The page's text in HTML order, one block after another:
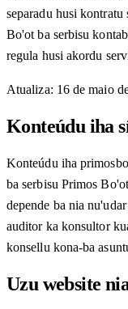
separadu husi kontratu
Bo'ot ba serbisu
regula husi akordu
Atualiza: 16 de maio
Konteúdu iha
Konteúdu iha
ba serbisu Primos
depende ba nia
auditor ka konsultor
konsellu kona-ba
Uzu website